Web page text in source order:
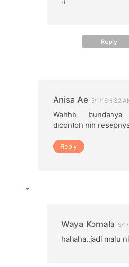
Reply
Anisa Ae 5/1/16 6:32
Wahhh
dicontoh nih
Reply
Waya Komala 5/
hahaha..jadi malu